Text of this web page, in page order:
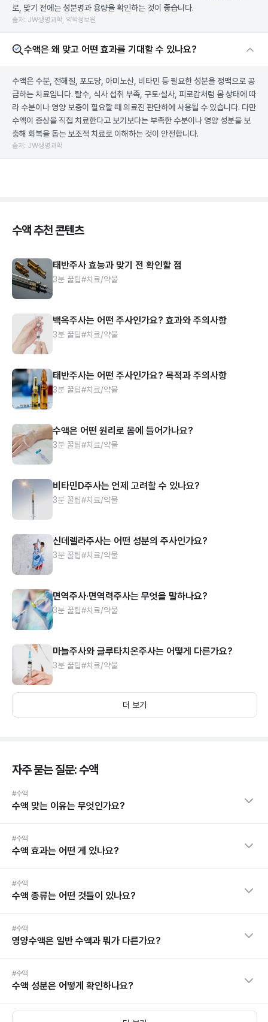
로, 맞기 전에는 성분명과 용량을 확인하는 것이 좋습니다.
출처: JW생명과학, 약학정보원
수액은 왜 맞고 어떤 효과를 기대할 수 있나요?
수액은 수분, 전해질, 포도당, 아미노산, 비타민 등 필요한 성분을 정맥으로 공
급하는 치료입니다. 탈수, 식사 섭취 부족, 구토·설사, 피로감처럼 몸 상태에 따
라 수분이나 영양 보충이 필요할 때 의료진 판단하에 사용될 수 있습니다. 다만
수액이 증상을 직접 치료한다고 보기보다는 부족한 수분이나 영양 성분을 보
충해 회복을 돕는 보조적 치료로 이해하는 것이 안전합니다.
출처: JW생명과학
수액 추천 콘텐츠
태반주사 효능과 맞기 전 확인할 점
3분 꿀팁#치료/약물
백옥주사는 어떤 주사인가요? 효과와 주의사항
3분 꿀팁#치료/약물
태반주사는 어떤 주사인가요? 목적과 주의사항
3분 꿀팁#치료/약물
수액은 어떤 원리로 몸에 들어가나요?
3분 꿀팁#치료/약물
비타민D주사는 언제 고려할 수 있나요?
3분 꿀팁#치료/약물
신데렐라주사는 어떤 성분의 주사인가요?
3분 꿀팁#치료/약물
면역주사·면역력주사는 무엇을 말하나요?
3분 꿀팁#치료/약물
마늘주사와 글루타치온주사는 어떻게 다른가요?
3분 꿀팁#치료/약물
더 보기
자주 묻는 질문: 수액
#수액
수액 맞는 이유는 무엇인가요?
#수액
수액 효과는 어떤 게 있나요?
#수액
수액 종류는 어떤 것들이 있나요?
#수액
영양수액은 일반 수액과 뭐가 다른가요?
#수액
수액 성분은 어떻게 확인하나요?